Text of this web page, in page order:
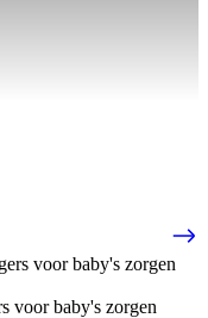
voor baby's zorgen